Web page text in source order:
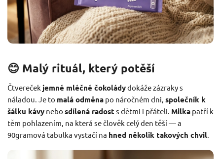
😊 Malý rituál, který potěší
Čtvereček jemné mléčné čokoládydokáže zázraky s
náladou. Je to malá odměna po náročném dni, společník k
šálku kávy nebo sdílená radost s dětmi i přáteli. Milka patří k
těm pohlazením, na která se člověk celý den těší — a
90gramová tabulka vystačí na hned několik takových chvil.